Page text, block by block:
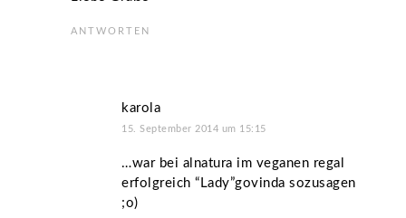
ANTWORTEN
karola
15. September 2014 um 15:15
…war bei alnatura im veganen regal
erfolgreich “Lady”govinda sozusagen
;o)